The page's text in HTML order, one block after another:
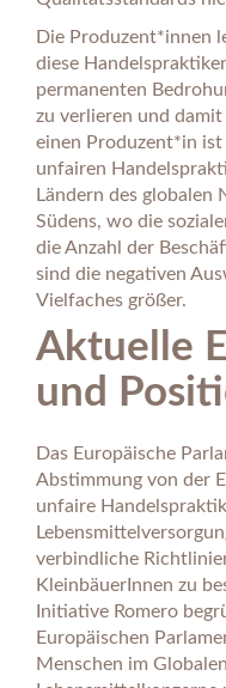
Die Produzent*innen
diese
permanenten
zu verlieren und
einen Produzent*in ist
unfairen
Ländern des globalen
Südens, wo die
die Anzahl der
sind die negativen
Vielfaches größer.
Aktuelle
und
Das Europäische
Abstimmung von der
unfaire
verbindliche
KleinbäuerInnen zu
Initiative Romero
Europäischen
Menschen im